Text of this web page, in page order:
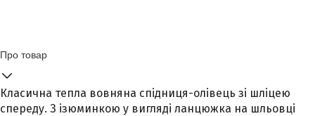
Про товар
Класична тепла вовняна спідниця-олівець зі шліцею
спереду. З ізюминкою у вигляді ланцюжка на шльовці